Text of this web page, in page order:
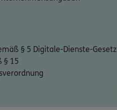
§ 5 Digitale-Dienste-Gesetz
§ 15